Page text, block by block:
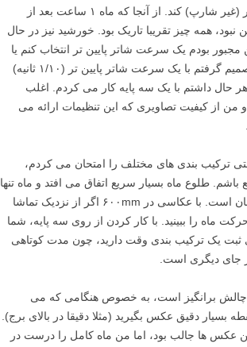
توانست عکس ها را تار (غیر شارپ) کند. از آنجا که ماه ۱ ساعت بعد از
همه چیز تقریبا تاریک بود. خورشید نیز در حال
مجبور بودم یک سرعت شاتر پایین تر انتخاب کنم یا
ایزو را بالا ببرم. من تصمیم گرفتم با یک سرعت شاتر پایین تر (۱/۱۰ ثانیه)
حال داشتم با یک سه پایه کار می کردم. اغلب
از کیفیت تصاویری که این تنظیمات ارائه می
ترکیب بندی های مختلف را امتحان می کردم،
باشم. طلوع ماه بسیار سریع اتفاق می افتد و ماه تنها
حدود ۲ ساعت در آسمان است. با عکاسی در ۶۰۰mm اگر از نزدیک تماشا
حرکت ماه را ببینید. با کار کردن از روی سه پایه، شما
ثانیه برای ثبت یک ترکیب بندی وقت دارید، چون مدت کوتاهی
جای دیگری است.
چالش برانگیز است، به خصوص هنگامی که می
بسیار دقیق عکس بگیرید (مثلا دقیقا در بالای برج).
عکس ها جالب بود، اما من ماه کامل را درست در